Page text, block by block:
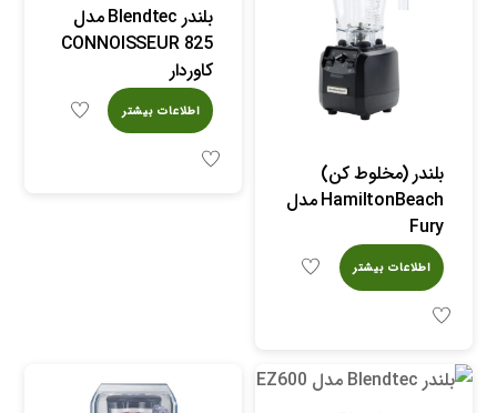
بلندر (مخلوط کن)
HamiltonBeach مدل
Fury
اطلاعات بیشتر
بلندر Blendtec مدل
CONNOISSEUR 825
کاوردار
اطلاعات بیشتر